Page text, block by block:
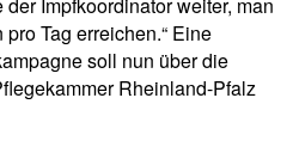
Impfkoordinator weiter, man
Tag erreichen.“ Eine
soll nun über die
Rheinland-Pfalz